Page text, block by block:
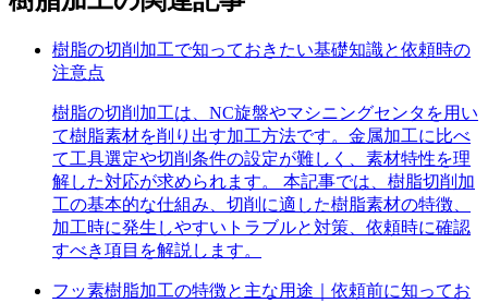
樹脂の切削加工で知っておきたい基礎知識と依頼時の
注意点
樹脂の切削加工は、NC旋盤やマシニングセンタを用い
て樹脂素材を削り出す加工方法です。金属加工に比べ
て工具選定や切削条件の設定が難しく、素材特性を理
解した対応が求められます。 本記事では、樹脂切削加
工の基本的な仕組み、切削に適した樹脂素材の特徴、
加工時に発生しやすいトラブルと対策、依頼時に確認
すべき項目を解説します。
フッ素樹脂加工の特徴と主な用途｜依頼前に知ってお